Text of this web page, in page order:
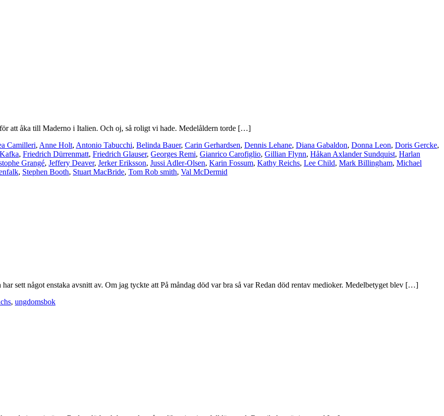
att åka till Maderno i Italien. Och oj, så roligt vi hade. Medelåldern torde […]
Camilleri, Anne Holt, Antonio Tabucchi, Belinda Bauer, Carin Gerhardsen, Dennis Lehane, Diana Gabaldon, Donna Leon, Doris Gercke,
, Friedrich Dürrenmatt, Friedrich Glauser, Georges Remi, Gianrico Carofiglio, Gillian Flynn, Håkan Axlander Sundquist, Harlan
Grangé, Jeffery Deaver, Jerker Eriksson, Jussi Adler-Olsen, Karin Fossum, Kathy Reichs, Lee Child, Mark Billingham, Michael
, Stephen Booth, Stuart MacBride, Tom Rob smith, Val McDermid
sett något enstaka avsnitt av. Om jag tyckte att På måndag död var bra så var Redan död rentav medioker. Medelbetyget blev […]
, ungdomsbok